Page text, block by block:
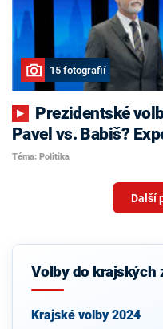
15 fotografií
Pavel vs. Babiš?
Téma: Politika
Další
Volby do krajských
Krajské volby 2024